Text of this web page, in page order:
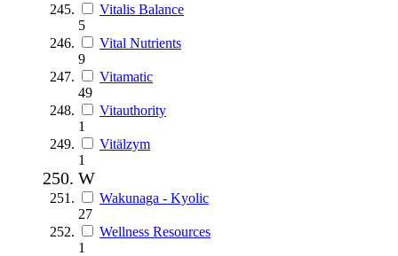
Vitalis Balance
5
Vital Nutrients
9
Vitamatic
49
Vitauthority
1
Vitälzym
1
W
Wakunaga - Kyolic
27
Wellness Resources
1